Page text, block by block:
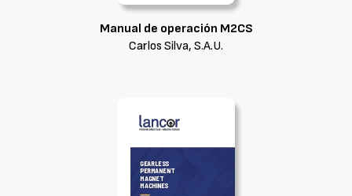
Manual de operación M2CS
Carlos Silva, S.A.U.